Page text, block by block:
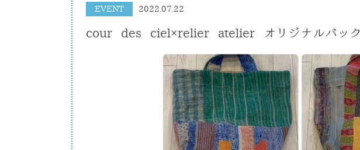
EVENT 2022.07.22
cour des ciel×relier atelier オリジナルバック